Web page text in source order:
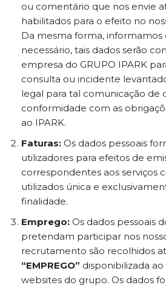
ou comentário que nos envie
habilitados para o efeito no
Da mesma forma, informamos
necessário, tais dados serão
empresa do GRUPO IPARK
consulta ou incidente
legal para tal comunicação de
conformidade com as
ao IPARK.
Faturas: Os dados pessoais
utilizadores para efeitos de
correspondentes aos serviços
utilizados única e
finalidade.
Emprego: Os dados pessoais
pretendam participar nos
recrutamento são recolhidos
“EMPREGO” disponibilizada
websites do grupo. Os dados